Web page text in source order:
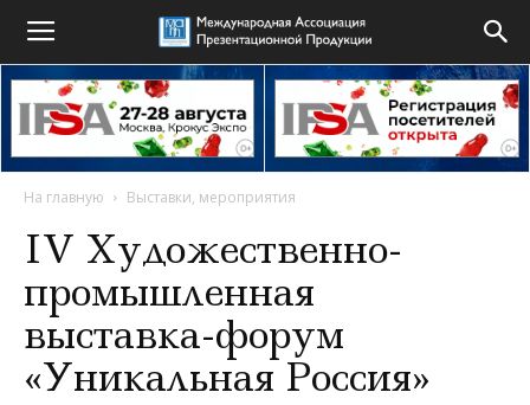
На главную Выставки, мероприятия
IV Художественно-
промышленная
выставка-форум
«Уникальная Россия»